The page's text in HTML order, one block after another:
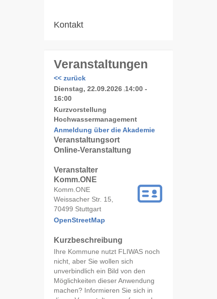
Kontakt
Veranstaltungen
<< zurück
Dienstag, 22.09.2026
| 14:00 -
16:00
Kurzvorstellung
Hochwassermanagement
Anmeldung über die Akademie
Veranstaltungsort
Online-Veranstaltung
Veranstalter
Komm.ONE
Komm.ONE
Weissacher Str. 15,
70499 Stuttgart
OpenStreetMap
Kurzbeschreibung
Ihre Kommune nutzt FLIWAS noch
nicht, aber Sie wollen sich
unverbindlich ein Bild von den
Möglichkeiten dieser Anwendung
machen? Informieren Sie sich in